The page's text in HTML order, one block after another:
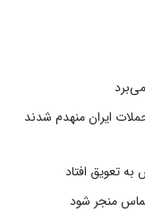
در حملات ایران منهدم شدند
تعویق افتاد
منجر شود